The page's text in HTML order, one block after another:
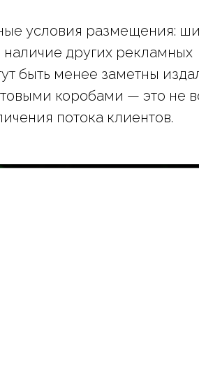
условия размещения:
других рекламных
быть менее заметны
коробами — это не
потока клиентов.